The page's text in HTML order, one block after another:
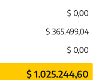
$ 0,00
$ 365.499,04
$ 0,00
$ 1.025.244,60